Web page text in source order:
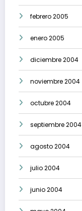
febrero 2005
enero 2005
diciembre 2004
noviembre 2004
octubre 2004
septiembre 2004
agosto 2004
julio 2004
junio 2004